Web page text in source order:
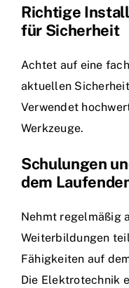
Richtige
für Sicherheit
Achtet auf eine
aktuellen
Verwendet
Werkzeuge.
Schulungen
dem
Nehmt regelmäßig
Weiterbildungen
Fähigkeiten auf
Die Elektrotechnik